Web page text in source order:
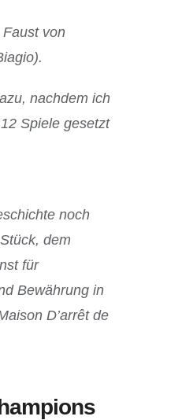
von
nachdem ich
Spiele gesetzt
noch
dem
für
Bewährung in
D’arrêt de